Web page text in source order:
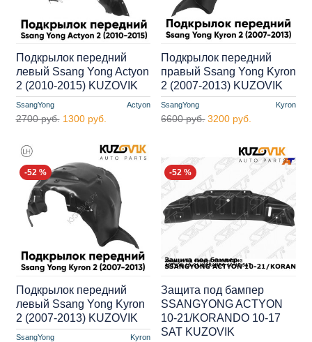
SsangYong Actyon
Подкрылок передний
левый Ssang Yong Actyon
2 (2010-2015) KUZOVIK
2700 руб. 1300 руб.
SsangYong Kyron
Подкрылок передний
правый Ssang Yong Kyron
2 (2007-2013) KUZOVIK
6600 руб. 3200 руб.
-52 %
SsangYong Kyron
Подкрылок передний
левый Ssang Yong Kyron
2 (2007-2013) KUZOVIK
-52 %
Защита под бампер
SSANGYONG ACTYON
10-21/KORANDO 10-17
SAT KUZOVIK